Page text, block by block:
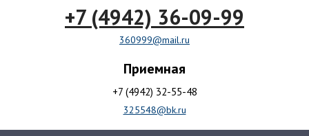
+7 (4942) 36-09-99
360999@mail.ru
Приемная
+7 (4942) 32-55-48
325548@bk.ru
ПРОДУКЦИЯ